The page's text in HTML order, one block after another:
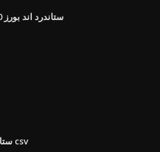
ستاندرد اند بورز 500 نسبة الفائدة قصيرة الرسم البياني
ستاندرد اند بورز 500 قائمة الأوراق المالية csv